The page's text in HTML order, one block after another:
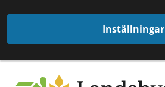
Inställningar